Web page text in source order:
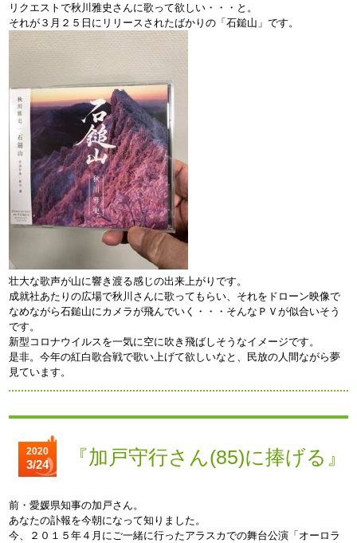
リクエストで秋川雅史さんに歌って欲しい・・・と。
それが３月２５日にリリースされたばかりの「石鎚山」です。
壮大な歌声が山に響き渡る感じの出来上がりです。
成就社あたりの広場で秋川さんに歌ってもらい、それをドローン映像で
なめながら石鎚山にカメラが飛んでいく・・・そんなＰＶが似合いそう
です。
新型コロナウイルスを一気に空に吹き飛ばしそうなイメージです。
是非。今年の紅白歌合戦で歌い上げて欲しいなと、民放の人間ながら夢
見ています。
2020
3/24 『加戸守行さん(85)に捧げる』
前・愛媛県知事の加戸さん。
あなたの訃報を今朝になって知りました。
今、２０１５年４月にご一緒に行ったアラスカでの舞台公演「オーロラ